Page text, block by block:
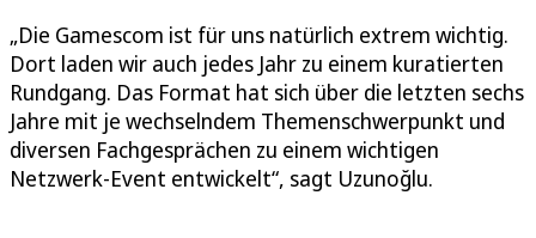
„Die Gamescom ist für uns natürlich extrem wichtig.
Dort laden wir auch jedes Jahr zu einem kuratierten
Rundgang. Das Format hat sich über die letzten sechs
Jahre mit je wechselndem Themenschwerpunkt und
diversen Fachgesprächen zu einem wichtigen
Netzwerk-Event entwickelt“, sagt Uzunoğlu.